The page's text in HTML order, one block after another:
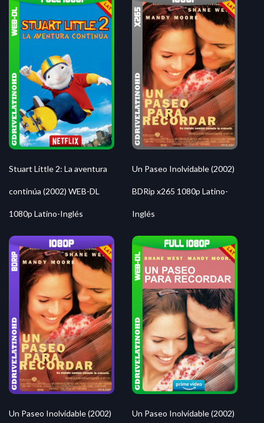
Stuart Little 2: La aventura
continúa (2002) WEB-DL
1080p Latino-Inglés
Un Paseo Inolvidable (2002)
BDRip x265 1080p Latino-
Inglés
Un Paseo Inolvidable (2002) Un Paseo Inolvidable (2002)